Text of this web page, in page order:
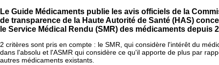
Le Guide Médicaments publie les avis officiels de la
de transparence de la Haute Autorité de Santé (HAS)
le Service Médical Rendu (SMR) des médicaments depuis
2 critères sont pris en compte : le SMR, qui considère l'intérêt du
dans l'absolu et l'ASMR qui considère ce qu'il apporte de plus par
autres médicaments existants.